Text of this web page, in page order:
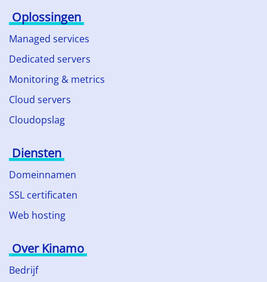
Oplossingen
Managed services
Dedicated servers
Monitoring & metrics
Cloud servers
Cloudopslag
Diensten
Domeinnamen
SSL certificaten
Web hosting
Over Kinamo
Bedrijf